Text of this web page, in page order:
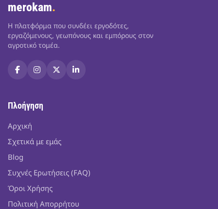
merokam.
Η πλατφόρμα που συνδέει εργοδότες,
εργαζόμενους, γεωπόνους και εμπόρους στον
αγροτικό τομέα.
Πλοήγηση
Αρχική
Σχετικά με εμάς
Blog
Συχνές Ερωτήσεις (FAQ)
Όροι Χρήσης
Πολιτική Απορρήτου